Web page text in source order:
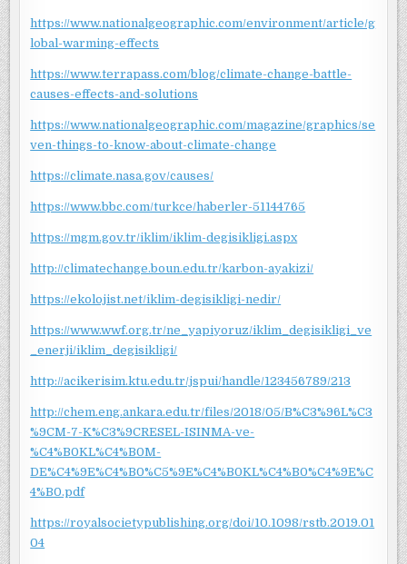
https://www.nationalgeographic.com/environment/article/g
lobal-warming-effects
https://www.terrapass.com/blog/climate-change-battle-
causes-effects-and-solutions
https://www.nationalgeographic.com/magazine/graphics/se
ven-things-to-know-about-climate-change
https://climate.nasa.gov/causes/
https://www.bbc.com/turkce/haberler-51144765
https://mgm.gov.tr/iklim/iklim-degisikligi.aspx
http://climatechange.boun.edu.tr/karbon-ayakizi/
https://ekolojist.net/iklim-degisikligi-nedir/
https://www.wwf.org.tr/ne_yapiyoruz/iklim_degisikligi_ve
_enerji/iklim_degisikligi/
http://acikerisim.ktu.edu.tr/jspui/handle/123456789/213
http://chem.eng.ankara.edu.tr/files/2018/05/B%C3%96L%C3
%9CM-7-K%C3%9CRESEL-ISINMA-ve-
%C4%B0KL%C4%B0M-
DE%C4%9E%C4%B0%C5%9E%C4%B0KL%C4%B0%C4%9E%C
4%B0.pdf
https://royalsocietypublishing.org/doi/10.1098/rstb.2019.01
04